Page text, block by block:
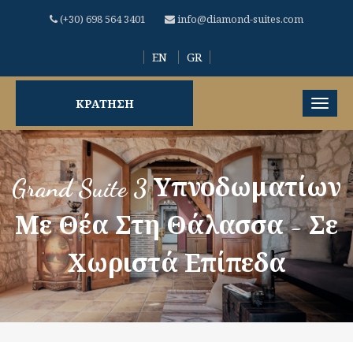
(+30) 698 564 3401 info@diamond-suites.com
EN GR
ΚΡΑΤΗΣΗ
Grand Suite 3 Υπνοδωματίων
Με Θέα Στη Θάλασσα - Σε
Χωριστά Επίπεδα